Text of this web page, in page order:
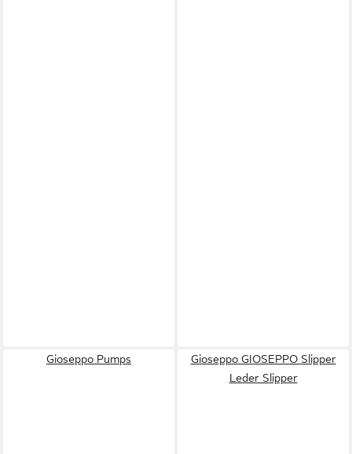
Gioseppo Pumps
Gioseppo GIOSEPPO Slipper
Leder Slipper